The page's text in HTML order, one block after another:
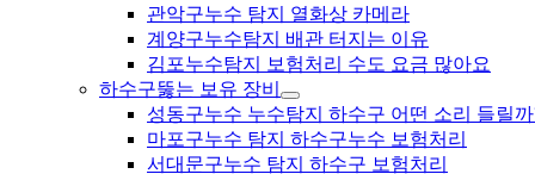
관악구누수 탐지 열화상 카메라
계양구누수탐지 배관 터지는 이유
김포누수탐지 보험처리 수도 요금 많아요
하수구뚫는 보유 장비
성동구누수 누수탐지 하수구 어떤 소리 들릴까
마포구누수 탐지 하수구누수 보험처리
서대문구누수 탐지 하수구 보험처리